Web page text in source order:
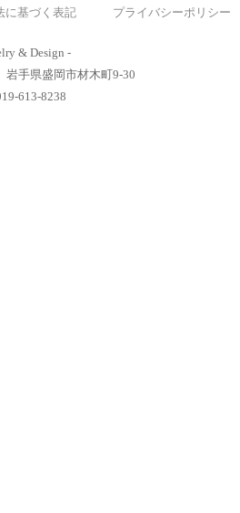
に基づく表記 プライバシーポリシー
& Design -
手県盛岡市材木町9-30
613-8238